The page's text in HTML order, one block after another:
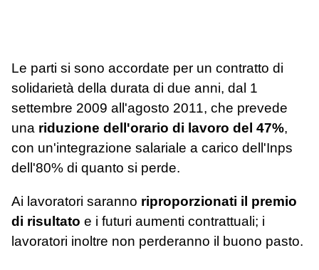
Le parti si sono accordate per un contratto di
solidarietà della durata di due anni, dal 1
settembre 2009 all'agosto 2011, che prevede
una riduzione dell'orario di lavoro del 47%,
con un'integrazione salariale a carico dell'Inps
dell'80% di quanto si perde.
Ai lavoratori saranno riproporzionati il premio
di risultato e i futuri aumenti contrattuali; i
lavoratori inoltre non perderanno il buono pasto.